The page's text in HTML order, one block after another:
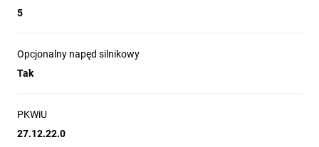
5
Opcjonalny napęd silnikowy
Tak
PKWiU
27.12.22.0